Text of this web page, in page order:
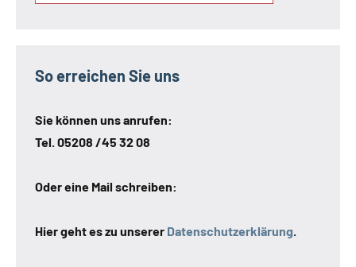
So erreichen Sie uns
Sie können uns anrufen:
Tel. 05208 /45 32 08
Oder eine Mail schreiben:
Hier geht es zu unserer Datenschutzerklärung.